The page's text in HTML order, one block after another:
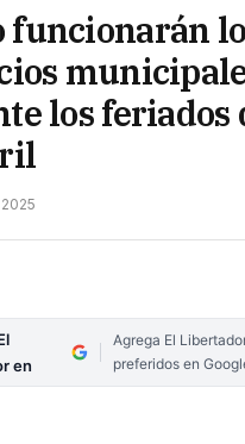
funcionarán
los feriados
en
Agrega El
preferidos en